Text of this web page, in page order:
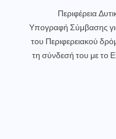
Περιφέρεια
Υπογραφή Σύμβασης
του Περιφερειακού
τη σύνδεσή του με το